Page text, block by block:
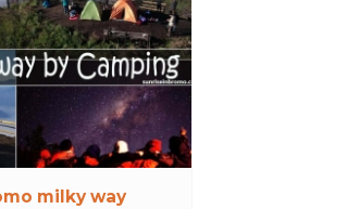
milky way